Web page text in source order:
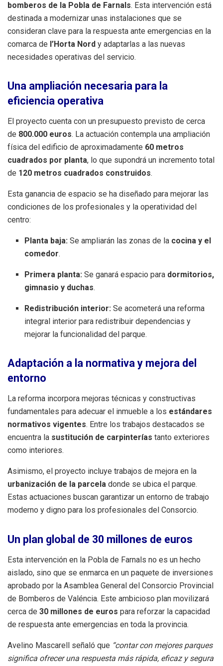
bomberos de la Pobla de Farnals. Esta intervención está
destinada a modernizar unas instalaciones que se
consideran clave para la respuesta ante emergencias en la
comarca de l’Horta Nord y adaptarlas a las nuevas
necesidades operativas del servicio.
Una ampliación necesaria para la
eficiencia operativa
El proyecto cuenta con un presupuesto previsto de cerca
de 800.000 euros. La actuación contempla una ampliación
física del edificio de aproximadamente 60 metros
cuadrados por planta, lo que supondrá un incremento total
de 120 metros cuadrados construidos.
Esta ganancia de espacio se ha diseñado para mejorar las
condiciones de los profesionales y la operatividad del
centro:
Planta baja: Se ampliarán las zonas de la cocina y el
comedor.
Primera planta: Se ganará espacio para dormitorios,
gimnasio y duchas.
Redistribución interior: Se acometerá una reforma
integral interior para redistribuir dependencias y
mejorar la funcionalidad del parque.
Adaptación a la normativa y mejora del
entorno
La reforma incorpora mejoras técnicas y constructivas
fundamentales para adecuar el inmueble a los estándares
normativos vigentes. Entre los trabajos destacados se
encuentra la sustitución de carpinterías tanto exteriores
como interiores.
Asimismo, el proyecto incluye trabajos de mejora en la
urbanización de la parcela donde se ubica el parque.
Estas actuaciones buscan garantizar un entorno de trabajo
moderno y digno para los profesionales del Consorcio.
Un plan global de 30 millones de euros
Esta intervención en la Pobla de Farnals no es un hecho
aislado, sino que se enmarca en un paquete de inversiones
aprobado por la Asamblea General del Consorcio Provincial
de Bomberos de Valéncia. Este ambicioso plan movilizará
cerca de 30 millones de euros para reforzar la capacidad
de respuesta ante emergencias en toda la provincia.
Avelino Mascarell señaló que “contar con mejores parques
significa ofrecer una respuesta más rápida, eficaz y segura